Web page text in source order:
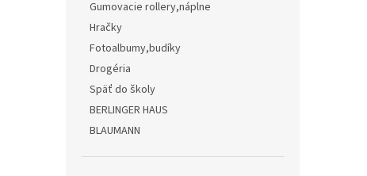
Gumovacie rollery,náplne
Hračky
Fotoalbumy,budíky
Drogéria
Späť do školy
BERLINGER HAUS
BLAUMANN